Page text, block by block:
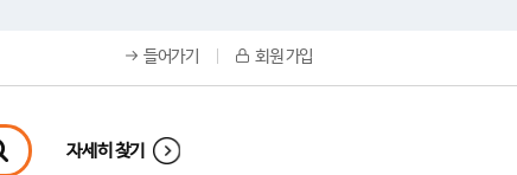
들어가기 회원 가입
자세히 찾기